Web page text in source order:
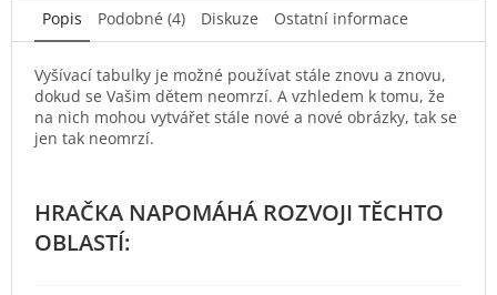
Popis Podobné (4) Diskuze Ostatní informace
Vyšívací tabulky je možné používat stále znovu a znovu,
dokud se Vašim dětem neomrzí. A vzhledem k tomu, že
na nich mohou vytvářet stále nové a nové obrázky, tak se
jen tak neomrzí.